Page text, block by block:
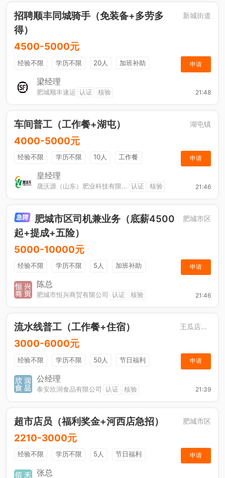
招聘顺丰同城骑手（免装备+多劳多
得）
新城街道
4500-5000元
经验不限 学历不限 20人
加班补助
综合补贴
奖励计划
申请
梁经理
肥城顺丰速运 认证 核验 21:48
车间普工（工作餐+湖屯） 湖屯镇
4000-5000元
经验不限 学历不限 10人
工作餐
奖励计划
节日福利
申请
皇经理
晟沃源（山东）肥业科技有限公司 认证 核验 21:46
肥城市区司机兼业务（底薪4500
起+提成+五险）
肥城市区
5000-10000元
经验不限 学历不限 5人
加班补助
综合补贴
社保五险
申请
陈总
肥城市恒兴商贸有限公司 认证 核验 21:46
流水线普工（工作餐+住宿） 王瓜店街道
3000-6000元
经验不限 学历不限 50人
节日福利
工作餐
申请
公经理
泰安欣润食品有限公司 认证 核验 21:39
超市店员（福利奖金+河西店急招） 肥城市区
2210-3000元
经验不限 学历不限 5人
节日福利
综合补贴
申请
张总